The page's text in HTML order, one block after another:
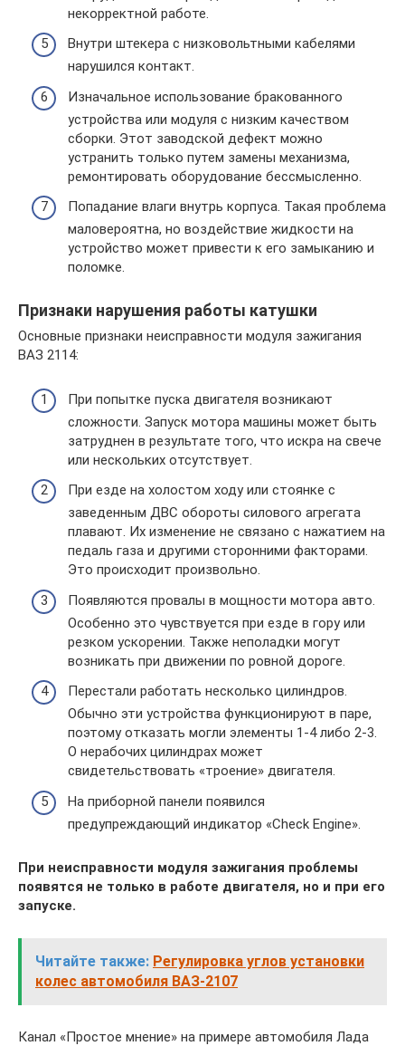
некорректной работе.
Внутри штекера с низковольтными кабелями
нарушился контакт.
Изначальное использование бракованного
устройства или модуля с низким качеством
сборки. Этот заводской дефект можно
устранить только путем замены механизма,
ремонтировать оборудование бессмысленно.
Попадание влаги внутрь корпуса. Такая проблема
маловероятна, но воздействие жидкости на
устройство может привести к его замыканию и
поломке.
Признаки нарушения работы катушки
Основные признаки неисправности модуля зажигания
ВАЗ 2114:
При попытке пуска двигателя возникают
сложности. Запуск мотора машины может быть
затруднен в результате того, что искра на свече
или нескольких отсутствует.
При езде на холостом ходу или стоянке с
заведенным ДВС обороты силового агрегата
плавают. Их изменение не связано с нажатием на
педаль газа и другими сторонними факторами.
Это происходит произвольно.
Появляются провалы в мощности мотора авто.
Особенно это чувствуется при езде в гору или
резком ускорении. Также неполадки могут
возникать при движении по ровной дороге.
Перестали работать несколько цилиндров.
Обычно эти устройства функционируют в паре,
поэтому отказать могли элементы 1-4 либо 2-3.
О нерабочих цилиндрах может
свидетельствовать «троение» двигателя.
На приборной панели появился
предупреждающий индикатор «Check Engine».
При неисправности модуля зажигания проблемы
появятся не только в работе двигателя, но и при его
запуске.
Читайте также: Регулировка углов установки
колес автомобиля ВАЗ-2107
Канал «Простое мнение» на примере автомобиля Лада